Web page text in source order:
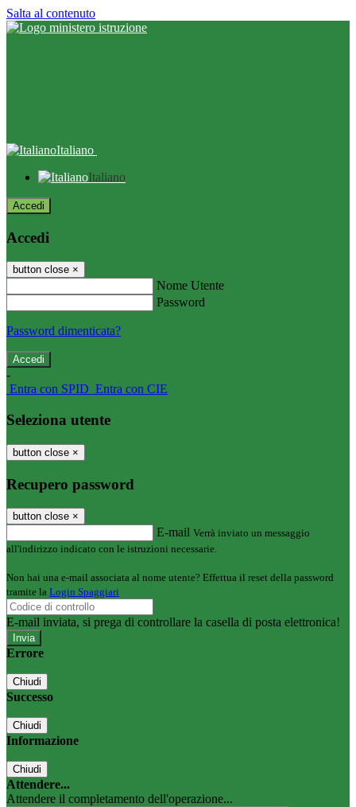
Salta al contenuto
Italiano
Italiano
Accedi
Accedi
button close ×
Nome Utente
Password
Password dimenticata?
-
Entra con SPID Entra con CIE
Seleziona utente
button close ×
Recupero password
button close ×
E-mail Verrà inviato un messaggio
all'indirizzo indicato con le istruzioni necessarie.
Non hai una e-mail associata al nome utente? Effettua il reset della password
tramite la Login Spaggiari
E-mail inviata, si prega di controllare la casella di posta elettronica!
Errore
Chiudi
Successo
Chiudi
Informazione
Chiudi
Attendere...
Attendere il completamento dell'operazione...